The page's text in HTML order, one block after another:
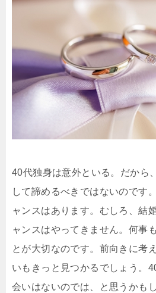
40代独身は意外といる。だから
して諦めるべきではないのです
ャンスはあります。むしろ、結
ャンスはやってきません。何事
とが大切なのです。前向きに考
いもきっと見つかるでしょう。
会いはないのでは、と思うかも